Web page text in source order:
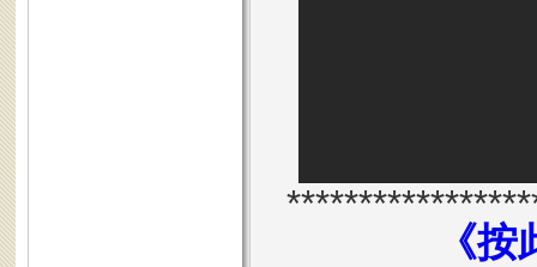
《